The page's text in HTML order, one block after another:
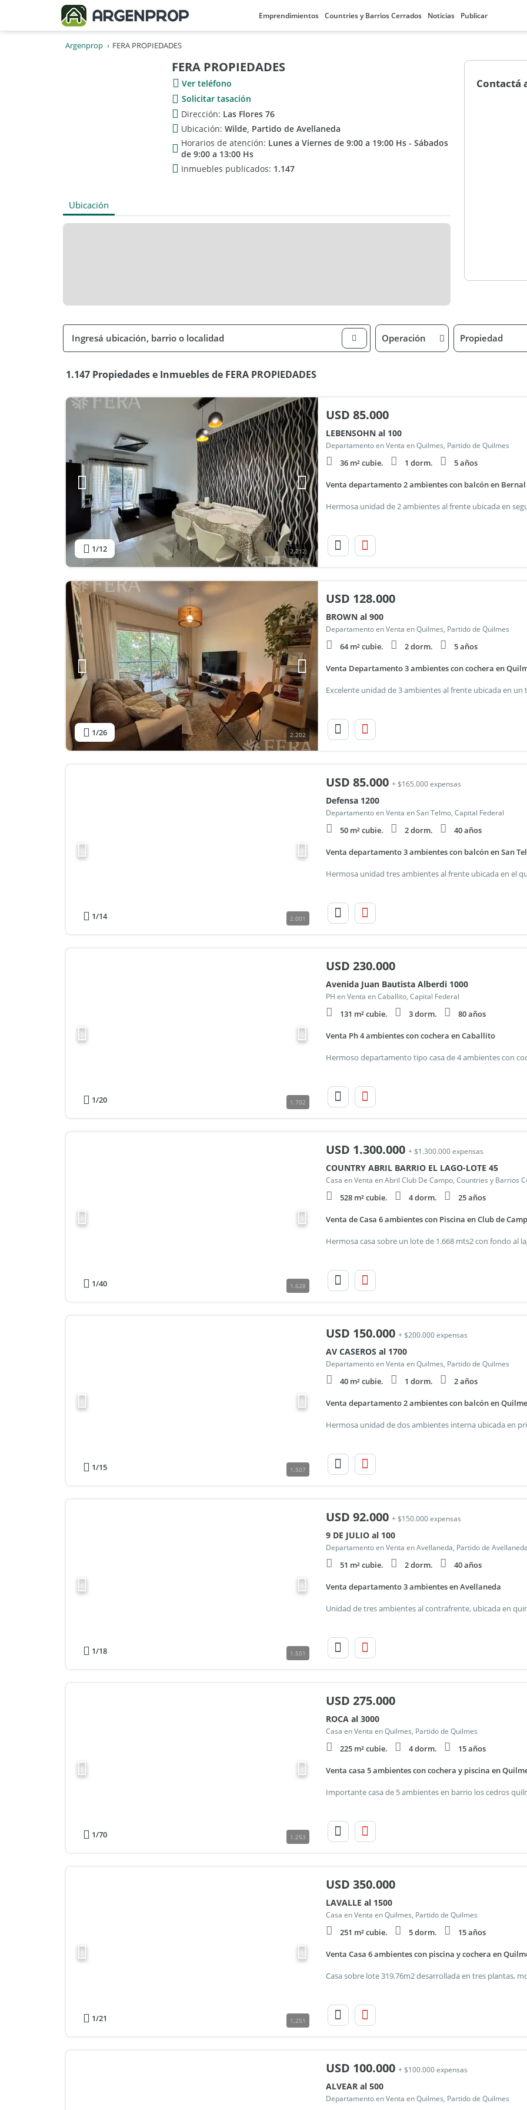
Emprendimientos Countries y Barrios Cerrados Noticias Publicar
Argenprop FERA PROPIEDADES
FERA PROPIEDADES
Ver teléfono
Solicitar tasación
Dirección: Las Flores 76
Ubicación: Wilde, Partido de Avellaneda
Horarios de atención: Lunes a Viernes de 9:00 a 19:00 Hs - Sábados
de 9:00 a 13:00 Hs
Inmuebles publicados: 1.147
Ubicación
Contactá
Operación Propiedad
1.147 Propiedades e Inmuebles de FERA PROPIEDADES
1/12 2.212
USD 85.000
LEBENSOHN al 100
Departamento en Venta en Quilmes, Partido de Quilmes
36 m² cubie. 1 dorm. 5 años
Venta departamento 2 ambientes con balcón en Bernal
1/26 2.202
USD 128.000
BROWN al 900
Departamento en Venta en Quilmes, Partido de Quilmes
64 m² cubie. 2 dorm. 5 años
Venta Departamento 3 ambientes con cochera en
1/14 2.001
USD 85.000 + $165.000 expensas
Defensa 1200
Departamento en Venta en San Telmo, Capital Federal
50 m² cubie. 2 dorm. 40 años
Venta departamento 3 ambientes con balcón en San
1/20 1.702
USD 230.000
Avenida Juan Bautista Alberdi 1000
PH en Venta en Caballito, Capital Federal
131 m² cubie. 3 dorm. 80 años
Venta Ph 4 ambientes con cochera en Caballito
1/40 1.628
USD 1.300.000 + $1.300.000 expensas
COUNTRY ABRIL BARRIO EL LAGO-LOTE 45
Casa en Venta en Abril Club De Campo, Countries y Barrios
528 m² cubie. 4 dorm. 25 años
Venta de Casa 6 ambientes con Piscina en Club de
1/15 1.507
USD 150.000 + $200.000 expensas
AV CASEROS al 1700
Departamento en Venta en Quilmes, Partido de Quilmes
40 m² cubie. 1 dorm. 2 años
Venta departamento 2 ambientes con balcón en
1/18 1.501
USD 92.000 + $150.000 expensas
9 DE JULIO al 100
Departamento en Venta en Avellaneda, Partido de Avellaneda
51 m² cubie. 2 dorm. 40 años
Venta departamento 3 ambientes en Avellaneda
1/70 1.253
USD 275.000
ROCA al 3000
Casa en Venta en Quilmes, Partido de Quilmes
225 m² cubie. 4 dorm. 15 años
Venta casa 5 ambientes con cochera y piscina en
1/21 1.251
USD 350.000
LAVALLE al 1500
Casa en Venta en Quilmes, Partido de Quilmes
251 m² cubie. 5 dorm. 15 años
Venta Casa 6 ambientes con piscina y cochera en
USD 100.000 + $100.000 expensas
ALVEAR al 500
Departamento en Venta en Quilmes, Partido de Quilmes